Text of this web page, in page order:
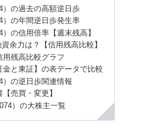
）の過去の高額逆日歩
）の年間逆日歩発生率
）の信用倍率【週末残高】
余力は？【信用残高比較】
用残高比較グラフ
金と東証】の表データで比較
）の逆日歩関連情報
売買・変更】
）の大株主一覧